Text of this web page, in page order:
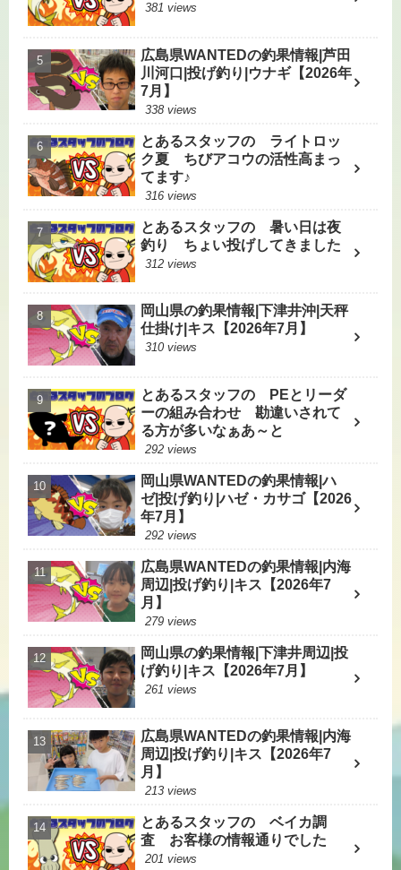
381 views
広島県WANTEDの釣果情報|芦田
川河口|投げ釣り|ウナギ【2026年
7月】
338 views
とあるスタッフの ライトロッ
ク夏 ちびアコウの活性高まっ
てます♪
316 views
とあるスタッフの 暑い日は夜
釣り ちょい投げしてきました
312 views
岡山県の釣果情報|下津井沖|天秤
仕掛け|キス【2026年7月】
310 views
とあるスタッフの PEとリーダ
ーの組み合わせ 勘違いされて
る方が多いなぁあ～と
292 views
岡山県WANTEDの釣果情報|ハ
ゼ|投げ釣り|ハゼ・カサゴ【2026
年7月】
292 views
広島県WANTEDの釣果情報|内海
周辺|投げ釣り|キス【2026年7
月】
279 views
岡山県の釣果情報|下津井周辺|投
げ釣り|キス【2026年7月】
261 views
広島県WANTEDの釣果情報|内海
周辺|投げ釣り|キス【2026年7
月】
213 views
とあるスタッフの ベイカ調
査 お客様の情報通りでした
201 views